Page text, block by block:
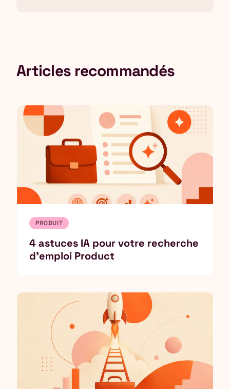
Articles recommandés
PRODUIT
4 astuces IA pour votre recherche
d'emploi Product